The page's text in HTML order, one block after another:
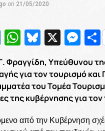
on 21/05/2020
LinkedIn
WhatsApp
Bluesky
X
Φραγγίδη, Υπεύθυνου
για τον τουρισμό και
του Τομέα
της κυβέρνησης για
από την Κυβέρνηση